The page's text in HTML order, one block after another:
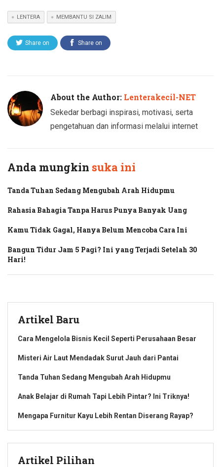
LENTERA MEMBANTU SI ZALIM
Share on Share on
About the Author: Lenterakecil-NET
Sekedar berbagi inspirasi, motivasi, serta
pengetahuan dan informasi melalui internet
Anda mungkin suka ini
Tanda Tuhan Sedang Mengubah Arah Hidupmu
Rahasia Bahagia Tanpa Harus Punya Banyak Uang
Kamu Tidak Gagal, Hanya Belum Mencoba Cara Ini
Bangun Tidur Jam 5 Pagi? Ini yang Terjadi Setelah 30
Hari!
Artikel Baru
Cara Mengelola Bisnis Kecil Seperti Perusahaan Besar
Misteri Air Laut Mendadak Surut Jauh dari Pantai
Tanda Tuhan Sedang Mengubah Arah Hidupmu
Anak Belajar di Rumah Tapi Lebih Pintar? Ini Triknya!
Mengapa Furnitur Kayu Lebih Rentan Diserang Rayap?
Artikel Pilihan